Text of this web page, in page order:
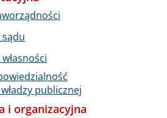
publicznej
i organizacyjna